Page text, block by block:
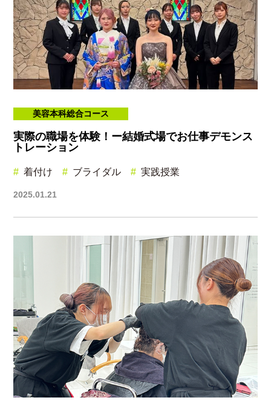
美容本科総合コース
実際の職場を体験！ー結婚式場でお仕事デモンス
トレーション
着付け ブライダル 実践授業
2025.01.21